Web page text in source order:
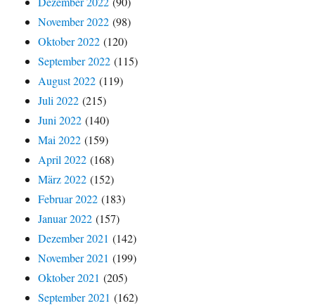
November 2022 (98)
Oktober 2022 (120)
September 2022 (115)
August 2022 (119)
Juli 2022 (215)
Juni 2022 (140)
Mai 2022 (159)
April 2022 (168)
März 2022 (152)
Februar 2022 (183)
Januar 2022 (157)
Dezember 2021 (142)
November 2021 (199)
Oktober 2021 (205)
September 2021 (162)